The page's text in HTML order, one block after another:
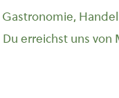
Du erreichst uns von